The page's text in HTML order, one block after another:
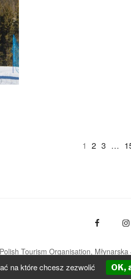
1 2 3 …
Polish Tourism Organisation,
pot@pot.gov.pl |
na które chcesz zezwolić OK,